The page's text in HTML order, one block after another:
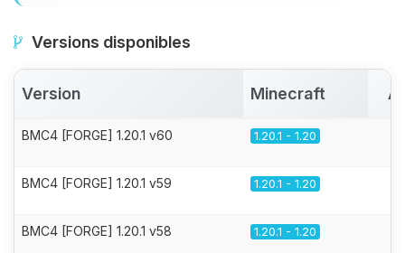
Versions disponibles
Version Minecraft
BMC4 [FORGE] 1.20.1 v60 1.20.1 - 1.20
BMC4 [FORGE] 1.20.1 v59 1.20.1 - 1.20
BMC4 [FORGE] 1.20.1 v58 1.20.1 - 1.20